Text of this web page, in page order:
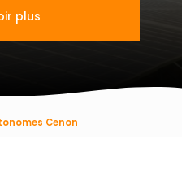
plus
Cenon